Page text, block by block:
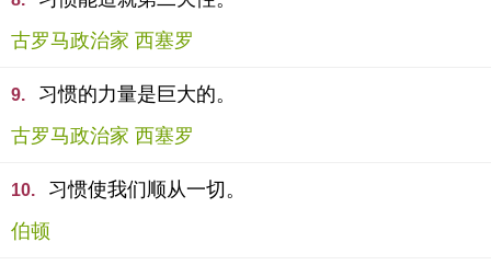
古罗马政治家 西塞罗
9.
习惯的力量是巨大的。
古罗马政治家 西塞罗
10.
习惯使我们顺从一切。
伯顿